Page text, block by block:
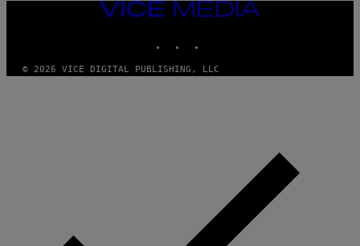
VICE
MEDIA
© 2026 VICE DIGITAL PUBLISHING, LLC